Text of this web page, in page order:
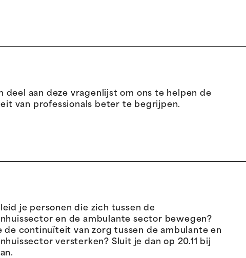
deel aan deze vragenlijst om ons te helpen de
van professionals beter te begrijpen.
je personen die zich tussen de
en de ambulante sector bewegen?
de continuïteit van zorg tussen de ambulante en
versterken? Sluit je dan op 20.11 bij